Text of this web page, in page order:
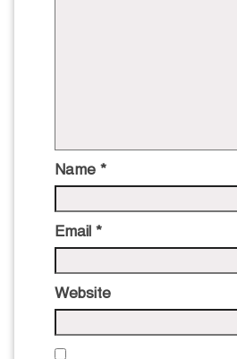
Name *
Email *
Website